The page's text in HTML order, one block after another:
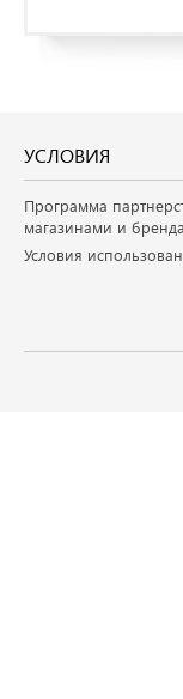
УСЛОВИЯ
Программа
магазинами и
Условия